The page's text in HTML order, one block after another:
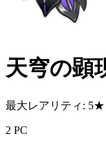
天穹の顕
最大レアリティ: 5★
2 PC